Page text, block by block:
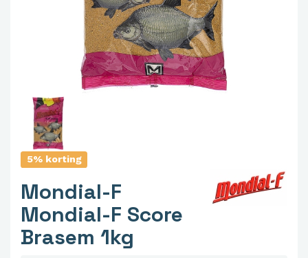
5% korting
Mondial-F
Mondial-F Score
Brasem 1kg